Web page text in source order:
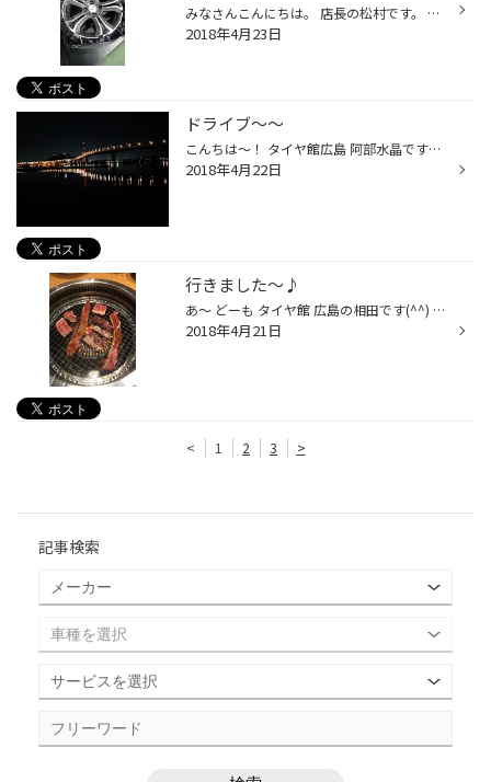
みなさんこんにちは。 店長の松村です。 みなさま、ゴールデンウィークのご予定は決まりましたか？ 遠出をされる方も多いのでは?! クルマで出掛けるご予定がある方‼ 是非タイヤ館で点検をして出掛けませんか?! 遠方でトラブルになって、困ることがないようにしませんか？ よくあるトラブルとして… ①...
2018年4月23日
ドライブ〜〜
こんちは〜！ タイヤ館広島 阿部水晶です！ 先日の休みで、相田副店長オススメのドライブスポットへ(^_^) 夜サイコーでした！ ヤッホーってゆーたら、やっほ〜〜ってやまびこ帰ってきました笑笑 行ったことない場所には、とことんいきます！！ 皆さんもドライブスポットおしえてください！！！ では...
2018年4月22日
行きました〜♪
あ〜 どーも タイヤ館 広島の相田です(^^) 集中得市セール、 明日まで開催です！ GW前のメンテナンスは タイヤ館 広島にお任せ下さい(ᵔᴥᵔ) それはそうと、 先日休みの日に 家族で焼肉食べに行きました〜｡ﾟ(ﾟ´ω`ﾟ)ﾟ｡ 普段、なかなか食べられないんで、 お腹いっぱい食べました！
2018年4月21日
< 1 2 3 >
記事検索